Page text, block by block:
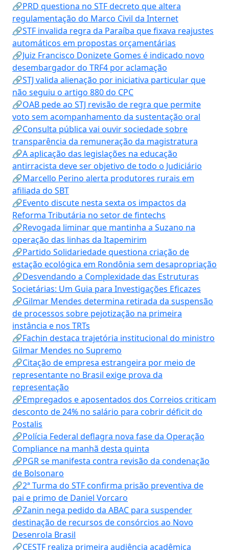
🔗PRD questiona no STF decreto que altera
regulamentação do Marco Civil da Internet
🔗STF invalida regra da Paraíba que fixava reajustes
automáticos em propostas orçamentárias
🔗Juiz Francisco Donizete Gomes é indicado novo
desembargador do TRF4 por aclamação
🔗STJ valida alienação por iniciativa particular que
não seguiu o artigo 880 do CPC
🔗OAB pede ao STJ revisão de regra que permite
voto sem acompanhamento da sustentação oral
🔗Consulta pública vai ouvir sociedade sobre
transparência da remuneração da magistratura
🔗A aplicação das legislações na educação
antirracista deve ser objetivo de todo o Judiciário
🔗Marcello Perino alerta produtores rurais em
afiliada do SBT
🔗Evento discute nesta sexta os impactos da
Reforma Tributária no setor de fintechs
🔗Revogada liminar que mantinha a Suzano na
operação das linhas da Itapemirim
🔗Partido Solidariedade questiona criação de
estação ecológica em Rondônia sem desapropriação
🔗Desvendando a Complexidade das Estruturas
Societárias: Um Guia para Investigações Eficazes
🔗Gilmar Mendes determina retirada da suspensão
de processos sobre pejotização na primeira
instância e nos TRTs
🔗Fachin destaca trajetória institucional do ministro
Gilmar Mendes no Supremo
🔗Citação de empresa estrangeira por meio de
representante no Brasil exige prova da
representação
🔗Empregados e aposentados dos Correios criticam
desconto de 24% no salário para cobrir déficit do
Postalis
🔗Polícia Federal deflagra nova fase da Operação
Compliance na manhã desta quinta
🔗PGR se manifesta contra revisão da condenação
de Bolsonaro
🔗2ª Turma do STF confirma prisão preventiva de
pai e primo de Daniel Vorcaro
🔗Zanin nega pedido da ABAC para suspender
destinação de recursos de consórcios ao Novo
Desenrola Brasil
🔗CESTF realiza primeira audiência acadêmica